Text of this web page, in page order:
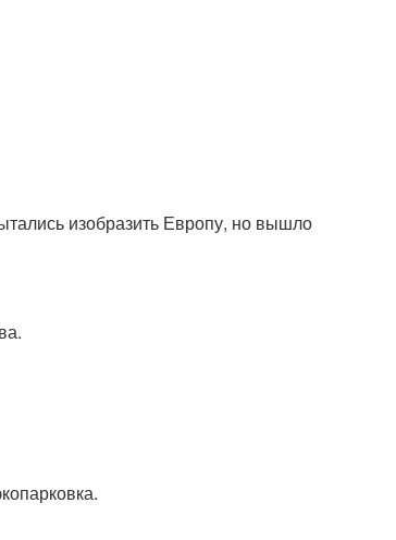
изобразить Европу, но вышло